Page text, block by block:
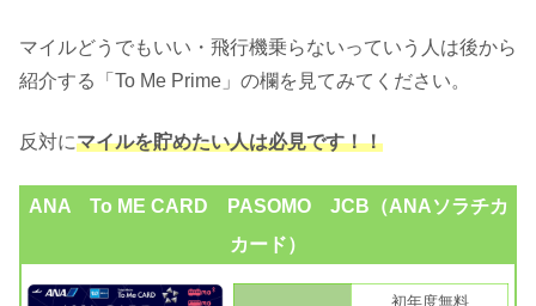
マイルどうでもいい・飛行機乗らないっていう人は後から
紹介する「To Me Prime」の欄を見てみてください。
反対にマイルを貯めたい人は必見です！！
ANA To ME CARD PASOMO JCB（ANAソラチカ
カード）
初年度無料